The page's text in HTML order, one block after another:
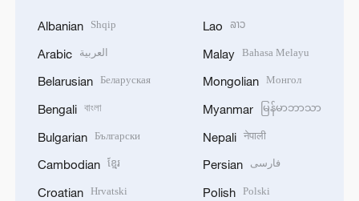
Albanian Shqip
Arabic العربية
Belarusian Беларуская
Bengali বাংলা
Bulgarian Български
Cambodian ខ្មែរ
Croatian Hrvatski
Lao ລາວ
Malay Bahasa Melayu
Mongolian Монгол
Myanmar မြန်မာဘာသာ
Nepali नेपाली
Persian فارسی
Polish Polski